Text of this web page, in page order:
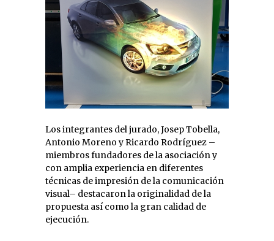
Los integrantes del jurado, Josep Tobella,
Antonio Moreno y Ricardo Rodríguez –
miembros fundadores de la asociación y
con amplia experiencia en diferentes
técnicas de impresión de la comunicación
visual– destacaron la originalidad de la
propuesta así como la gran calidad de
ejecución.